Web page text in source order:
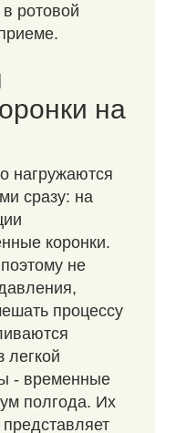
ротовой
на
нагружаются
сразу: на
коронки.
не
процессу
легкой
- временные
полгода. Их